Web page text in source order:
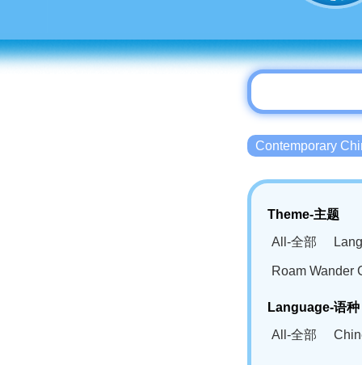
Contemporary
Theme-主题
All-全部
Roam Wander
Language-语种
All-全部